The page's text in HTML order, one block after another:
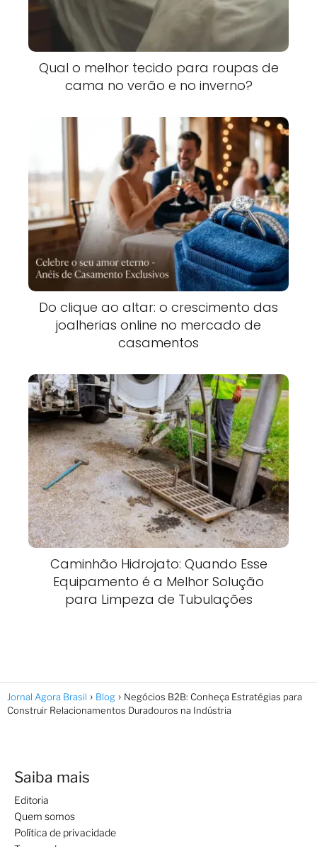
Qual o melhor tecido para roupas de
cama no verão e no inverno?
Do clique ao altar: o crescimento das
joalherias online no mercado de
casamentos
Caminhão Hidrojato: Quando Esse
Equipamento é a Melhor Solução
para Limpeza de Tubulações
Jornal Agora Brasil Blog
Negócios B2B: Conheça Estratégias para
Construir Relacionamentos Duradouros na Indústria
Saiba mais
Editoria
Quem somos
Política de privacidade